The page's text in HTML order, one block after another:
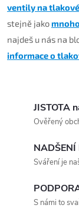
ventily na
stejně jako
najdeš u nás na
informace o
JISTOTA
Ověřený
Sváření je
S námi to